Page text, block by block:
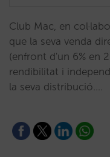
Club Mac, en
que la seva venda
(enfront d'un 6% en
rendibilitat i
la seva distribució.…